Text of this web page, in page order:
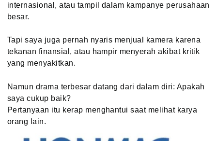
internasional, atau tampil dalam kampanye perusahaan
besar.
Tapi saya juga pernah nyaris menjual kamera karena
tekanan finansial, atau hampir menyerah akibat kritik
yang menyakitkan.
Namun drama terbesar datang dari dalam diri: Apakah
saya cukup baik?
Pertanyaan itu kerap menghantui saat melihat karya
orang lain.